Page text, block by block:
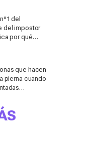
del
del impostor
por qué
que hacen
pierna cuando
poco
los